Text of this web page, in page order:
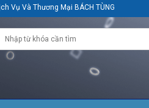
Vụ Và Thương Mại BÁCH TÙNG